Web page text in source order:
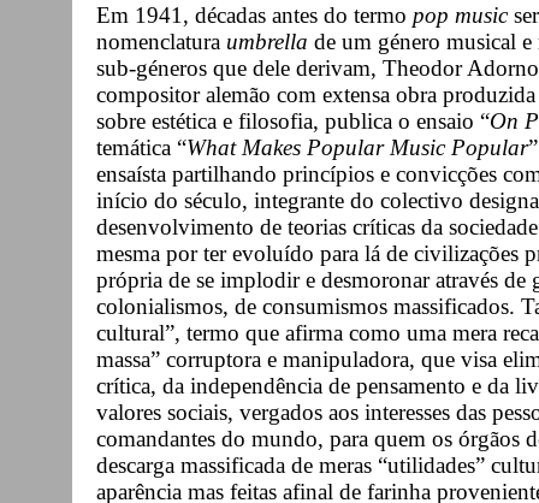
Em 1941, décadas antes do termo pop music
nomenclatura umbrella de um género musical
sub-géneros que dele derivam, Theodor
compositor alemão com extensa obra
sobre estética e filosofia, publica o ensaio “On
temática “What Makes Popular Music Popular
ensaísta partilhando princípios e convicções
início do século, integrante do colectivo
desenvolvimento de teorias críticas da
mesma por ter evoluído para lá de civilizações
própria de se implodir e desmoronar através de
colonialismos, de consumismos massificados.
cultural”, termo que afirma como uma mera
massa” corruptora e manipuladora, que visa
crítica, da independência de pensamento e da
valores sociais, vergados aos interesses das
comandantes do mundo, para quem os órgãos
descarga massificada de meras “utilidades”
aparência mas feitas afinal de farinha